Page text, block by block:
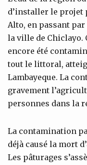
d’installer le projet
Alto, en passant par
la ville de Chiclayo.
encore été
tout le littoral,
Lambayeque. La
gravement
personnes dans la
La contamination
déjà causé la mort
Les pâturages